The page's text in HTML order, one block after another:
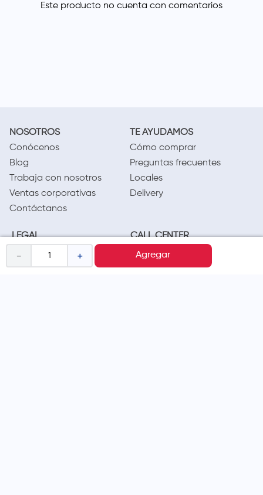
＋
－ Agregar
NOSOTROS
Conócenos
Blog
Trabaja con nosotros
Ventas corporativas
Contáctanos
TE AYUDAMOS
Cómo comprar
Preguntas frecuentes
Locales
Delivery
LEGAL
Términos y condiciones
Políticas de privacidad
CALL CENTER
(01) 417-1800